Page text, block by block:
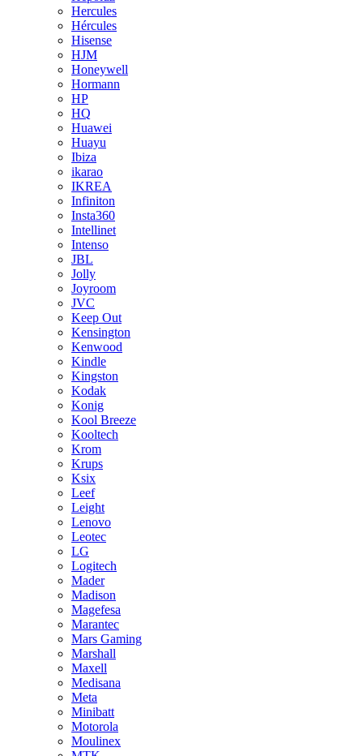
Hercules
Hércules
Hisense
HJM
Honeywell
Hormann
HP
HQ
Huawei
Huayu
Ibiza
ikarao
IKREA
Infiniton
Insta360
Intellinet
Intenso
JBL
Jolly
Joyroom
JVC
Keep Out
Kensington
Kenwood
Kindle
Kingston
Kodak
Konig
Kool Breeze
Kooltech
Krom
Krups
Ksix
Leef
Leight
Lenovo
Leotec
LG
Logitech
Mader
Madison
Magefesa
Marantec
Mars Gaming
Marshall
Maxell
Medisana
Meta
Minibatt
Motorola
Moulinex